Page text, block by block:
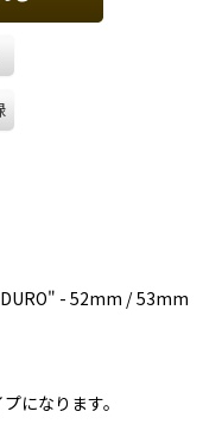
- 52mm / 53mm
になります。